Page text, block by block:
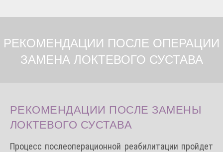
РЕКОМЕНДАЦИИ ПОСЛЕ ОПЕРАЦИИ
ЗАМЕНА ЛОКТЕВОГО СУСТАВА
РЕКОМЕНДАЦИИ ПОСЛЕ ЗАМЕНЫ
ЛОКТЕВОГО СУСТАВА
Процесс послеоперационной реабилитации пройдет